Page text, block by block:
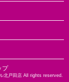
プ
北戸田店 All rights reserved.